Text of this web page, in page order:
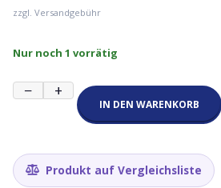
zzgl. Versandgebühr
Nur noch 1 vorrätig
−
TTGO
Herz
Smartwatch
Menge
+
IN DEN WARENKORB
Produkt auf Vergleichsliste